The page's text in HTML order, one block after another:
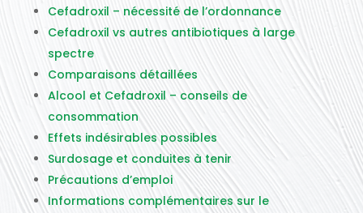
Cefadroxil – nécessité de l’ordonnance
Cefadroxil vs autres antibiotiques à large
spectre
Comparaisons détaillées
Alcool et Cefadroxil – conseils de
consommation
Effets indésirables possibles
Surdosage et conduites à tenir
Précautions d’emploi
Informations complémentaires sur le